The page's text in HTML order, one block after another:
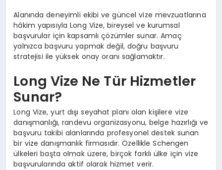
Alanında deneyimli ekibi ve güncel vize mevzuatlarına
hâkim yapısıyla Long Vize, bireysel ve kurumsal
başvurular için kapsamlı çözümler sunar. Amaç
yalnızca başvuru yapmak değil, doğru başvuru
stratejisi ile yüksek onay oranı sağlamaktır.
Long Vize Ne Tür Hizmetler
Sunar?
Long Vize, yurt dışı seyahat planı olan kişilere vize
danışmanlığı, randevu organizasyonu, belge hazırlığı ve
başvuru takibi alanlarında profesyonel destek sunan
bir vize danışmanlık firmasıdır. Özellikle Schengen
ülkeleri başta olmak üzere, birçok farklı ülke için vize
başvurularında aktif olarak hizmet verir.